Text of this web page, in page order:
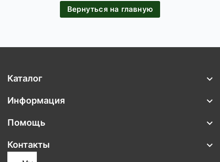
Вернуться на главную
Каталог
Информация
Помощь
Контакты